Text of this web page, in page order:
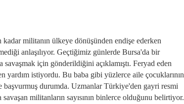
militanın ülkeye dönüşünden endişe ederken
anlaşılıyor. Geçtiğimiz günlerde Bursa'da bir
savaşmak için gönderildiğini açıklamıştı. Feryad eden
istiyordu. Bu baba gibi yüzlerce aile çocuklarının
durumda. Uzmanlar Türkiye'den gayri resmi
militanların sayısının binlerce olduğunu belirtiyor.